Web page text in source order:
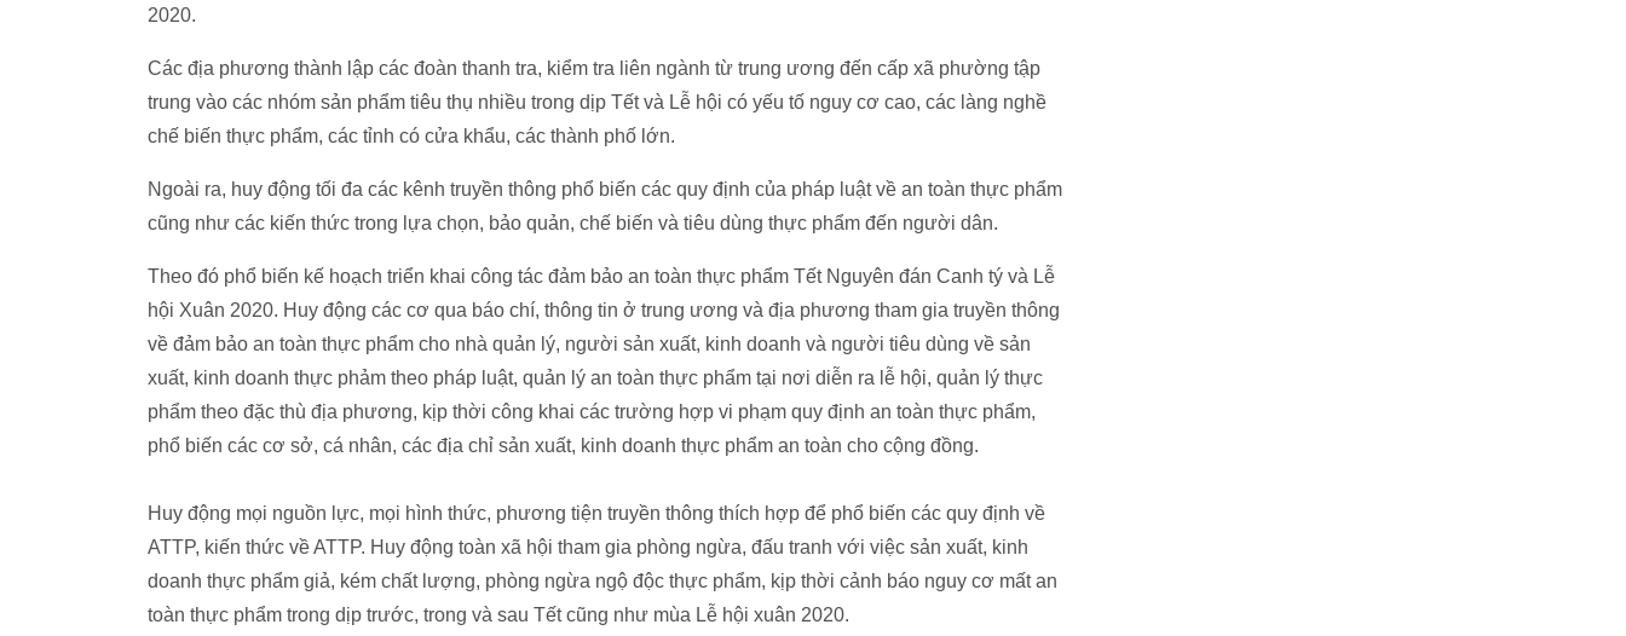
2020.
Các địa phương thành lập các đoàn thanh tra, kiểm tra liên ngành từ trung ương đến cấp xã phường tập
trung vào các nhóm sản phẩm tiêu thụ nhiều trong dịp Tết và Lễ hội có yếu tố nguy cơ cao, các làng nghề
chế biến thực phẩm, các tỉnh có cửa khẩu, các thành phố lớn.
Ngoài ra, huy động tối đa các kênh truyền thông phổ biến các quy định của pháp luật về an toàn thực phẩm
cũng như các kiến thức trong lựa chọn, bảo quản, chế biến và tiêu dùng thực phẩm đến người dân.
Theo đó phổ biến kế hoạch triển khai công tác đảm bảo an toàn thực phẩm Tết Nguyên đán Canh tý và Lễ
hội Xuân 2020. Huy động các cơ qua báo chí, thông tin ở trung ương và địa phương tham gia truyền thông
về đảm bảo an toàn thực phẩm cho nhà quản lý, người sản xuất, kinh doanh và người tiêu dùng về sản
xuất, kinh doanh thực phảm theo pháp luật, quản lý an toàn thực phẩm tại nơi diễn ra lễ hội, quản lý thực
phẩm theo đặc thù địa phương, kịp thời công khai các trường hợp vi phạm quy định an toàn thực phẩm,
phổ biến các cơ sở, cá nhân, các địa chỉ sản xuất, kinh doanh thực phẩm an toàn cho cộng đồng.
Huy động mọi nguồn lực, mọi hình thức, phương tiện truyền thông thích hợp để phổ biến các quy định về
ATTP, kiến thức về ATTP. Huy động toàn xã hội tham gia phòng ngừa, đấu tranh với việc sản xuất, kinh
doanh thực phẩm giả, kém chất lượng, phòng ngừa ngộ độc thực phẩm, kịp thời cảnh báo nguy cơ mất an
toàn thực phẩm trong dịp trước, trong và sau Tết cũng như mùa Lễ hội xuân 2020.